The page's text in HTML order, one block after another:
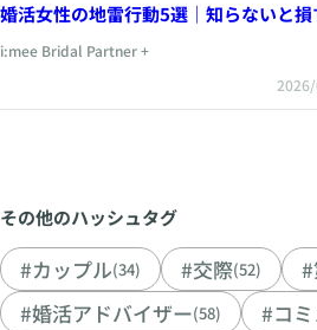
婚活女性の地雷行動5選｜知らないと損
i:mee Bridal Partner +
その他のハッシュタグ
#カップル(34) #交際(52)
#婚活アドバイザー(58) #コ